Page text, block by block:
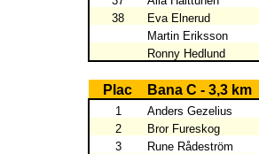
38
Eva Elnerud
Martin Eriksson
Ronny Hedlund
Plac Bana C - 3,3 km
1 Anders Gezelius
2
Bror Fureskog
3
Rune Rådeström